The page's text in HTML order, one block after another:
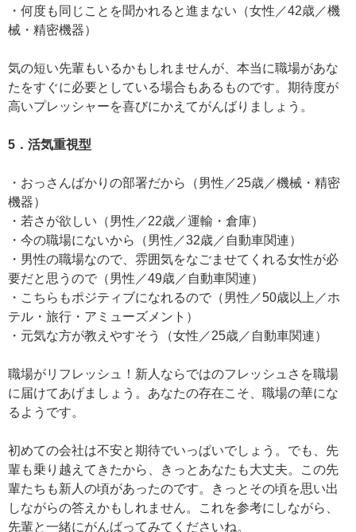
・何度も同じことを聞かれると進まない（女性／42歳／機
械・精密機器）
気の短い先輩もいるかもしれませんが、本当に職場があな
たをすぐに必要としている場合もあるものです。期待度が
高いプレッシャーを喜びにかえてがんばりましょう。
5．活気重視型
・おっさんばかりの部署だから（男性／25歳／機械・精密
機器）
・若さが欲しい（男性／22歳／運輸・倉庫）
・今の職場にないから（男性／32歳／自動車関連）
・男性の職場なので、雰囲気をなごませてくれる女性が必
要だと思うので（男性／49歳／自動車関連）
・こちらもポジティブになれるので（男性／50歳以上／ホ
テル・旅行・アミューズメント）
・元気な方が教えやすそう（女性／25歳／自動車関連）
職場がリフレッシュ！新人ならではのフレッシュさを職場
に届けてあげましょう。あなたの存在こそ、職場の華にな
るようです。
初めての会社は不安と期待でいっぱいでしょう。でも、先
輩も乗り越えてきたから、きっとあなたも大丈夫。この先
輩たちも新人の頃があったのです。きっとその頃を思い出
しながらの答えかもしれません。これを参考にしながら、
先輩と一緒にがんばってみてくださいね。